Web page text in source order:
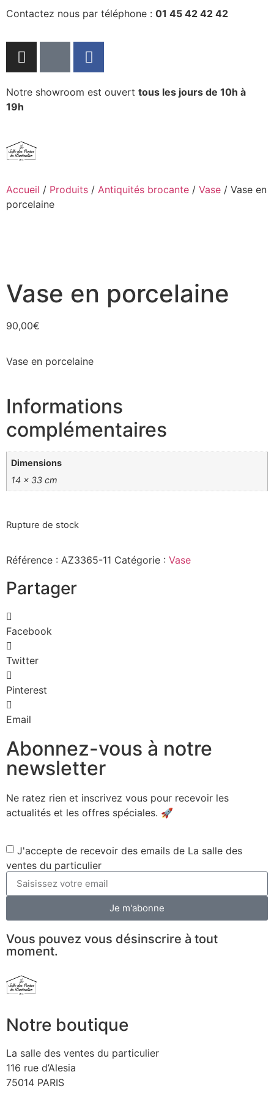
Contactez nous par téléphone : 01 45 42 42 42
Notre showroom est ouvert tous les jours de 10h à
19h
Accueil / Produits / Antiquités brocante / Vase / Vase en
porcelaine
Vase en porcelaine
90,00€
Vase en porcelaine
Informations
complémentaires
Dimensions
14 × 33 cm
Rupture de stock
Référence : AZ3365-11 Catégorie : Vase
Partager
Facebook
Twitter
Pinterest
Email
Abonnez-vous à notre
newsletter
Ne ratez rien et inscrivez vous pour recevoir les
actualités et les offres spéciales. 🚀​
J'accepte de recevoir des emails de La salle des
ventes du particulier
Je m'abonne
Vous pouvez vous désinscrire à tout
moment.
Notre boutique
La salle des ventes du particulier
116 rue d’Alesia
75014 PARIS